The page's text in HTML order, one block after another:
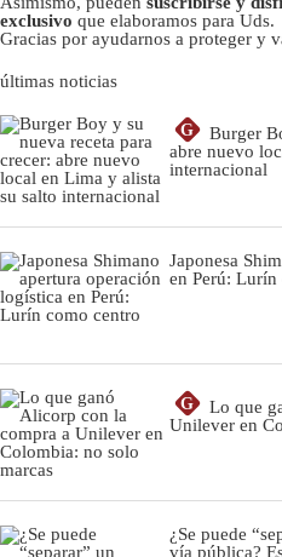
exclusivo que elaboramos para Uds.
Gracias por ayudarnos a proteger y
últimas noticias
G
Burger
abre nuevo
internacional
Japonesa
en Perú: Lurín
G
Lo que
Unilever en
¿Se puede
vía pública?